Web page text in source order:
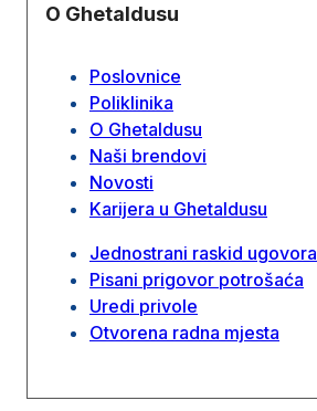
O Ghetaldusu
Poslovnice
Poliklinika
O Ghetaldusu
Naši brendovi
Novosti
Karijera u Ghetaldusu
Jednostrani raskid ugovora
Pisani prigovor potrošaća
Uredi privole
Otvorena radna mjesta